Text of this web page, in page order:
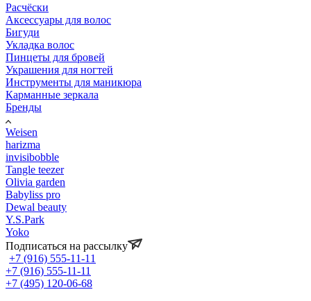
Расчёски
Аксессуары для волос
Бигуди
Укладка волос
Пинцеты для бровей
Украшения для ногтей
Инструменты для маникюра
Карманные зеркала
Бренды
Weisen
harizma
invisibobble
Tangle teezer
Olivia garden
Babyliss pro
Dewal beauty
Y.S.Park
Yoko
Подписаться на рассылку
+7 (916) 555-11-11
+7 (916) 555-11-11
+7 (495) 120-06-68